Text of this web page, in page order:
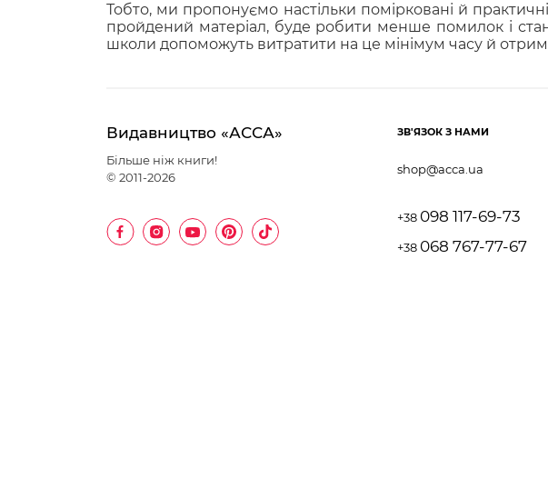
Тобто, ми пропонуємо настільки помірковані й
пройдений матеріал, буде робити менше помилок і
школи допоможуть витратити на це мінімум часу й
Видавництво «АССА»
Більше ніж книги!
© 2011-2026
ЗВ'ЯЗОК З НАМИ
shop@acca.ua
+38 098 117-69-73
+38 068 767-77-67